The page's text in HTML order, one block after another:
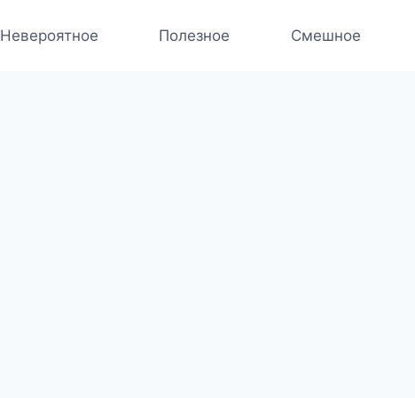
Невероятное Полезное Смешное